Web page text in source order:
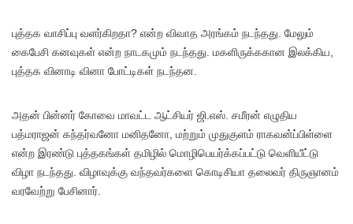
புத்தக வாசிப்பு வளர்கிறதா? என்ற விவாத அரங்கம் நடந்தது. மேலும்
கைபேசி கனவுகள் என்ற நாடகமும் நடந்தது. மகளிருக்ககான இலக்கிய,
புத்தக வினாடி வினா போட்டிகள் நடந்தன.
அதன் பின்னர் கோவை மாவட்ட ஆட்சியர் ஜி.எஸ். சமீரன் எழுதிய
பத்மராஜன் கந்தர்வனோ மனிதனோ, மற்றும் முதுகுளம் ராகவன்ப்பிள்ளை
என்ற இரண்டு புத்தகங்கள் தமிழில் மொழிபெயர்க்கப்பட்டு வெளியீட்டு
விழா நடந்தது. விழாவுக்கு வந்தவர்களை கொடிசியா தலைவர் திருஞானம்
வரவேற்று பேசினார்.